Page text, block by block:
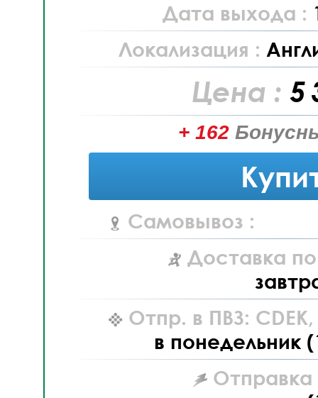
Дата выхода :
Локализация :
Цена : 5
+ 162
Самовывоз :
Доставка
Отпр. в ПВЗ: CDEK,
в понедельник
Отправка